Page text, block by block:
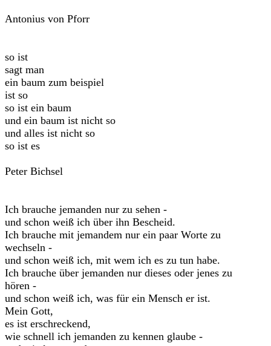
Antonius von Pforr
so ist
sagt man
ein baum zum beispiel
ist so
so ist ein baum
und ein baum ist nicht so
und alles ist nicht so
so ist es
Peter Bichsel
Ich brauche jemanden nur zu sehen -
und schon weiß ich über ihn Bescheid.
Ich brauche mit jemandem nur ein paar Worte zu
wechseln -
und schon weiß ich, mit wem ich es zu tun habe.
Ich brauche über jemanden nur dieses oder jenes zu
hören -
und schon weiß ich, was für ein Mensch er ist.
Mein Gott,
es ist erschreckend,
wie schnell ich jemanden zu kennen glaube -